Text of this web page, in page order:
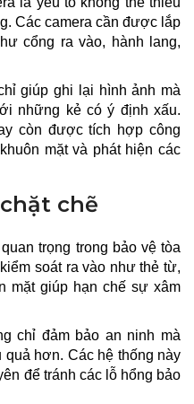
Các camera cần được lắp
cổng ra vào, hành lang,
giúp ghi lại hình ảnh mà
những kẻ có ý định xấu.
còn được tích hợp công
mặt và phát hiện các
chẽ
trọng trong bảo vệ tòa
soát ra vào như thẻ từ,
mặt giúp hạn chế sự xâm
chỉ đảm bảo an ninh mà
hơn. Các hệ thống này
để tránh các lỗ hổng bảo